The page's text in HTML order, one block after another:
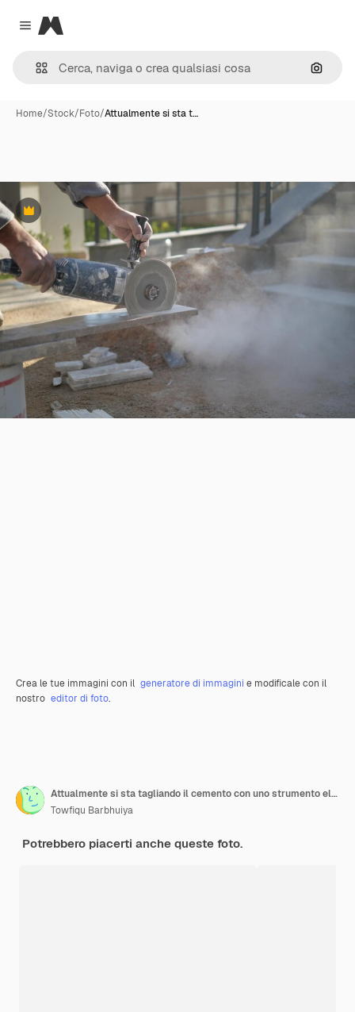
Close menu
Magnific
Cerca
Home/Stock/Foto/Attualmente si sta t…
Premium
Crea le tue immagini con il generatore di immagini e modificale con il
nostro editor di foto.
Attualmente si sta tagliando il cemento con uno strumento elettrico in un sito di costruzione affollato
Towfiqu Barbhuiya
Potrebbero piacerti anche queste foto.